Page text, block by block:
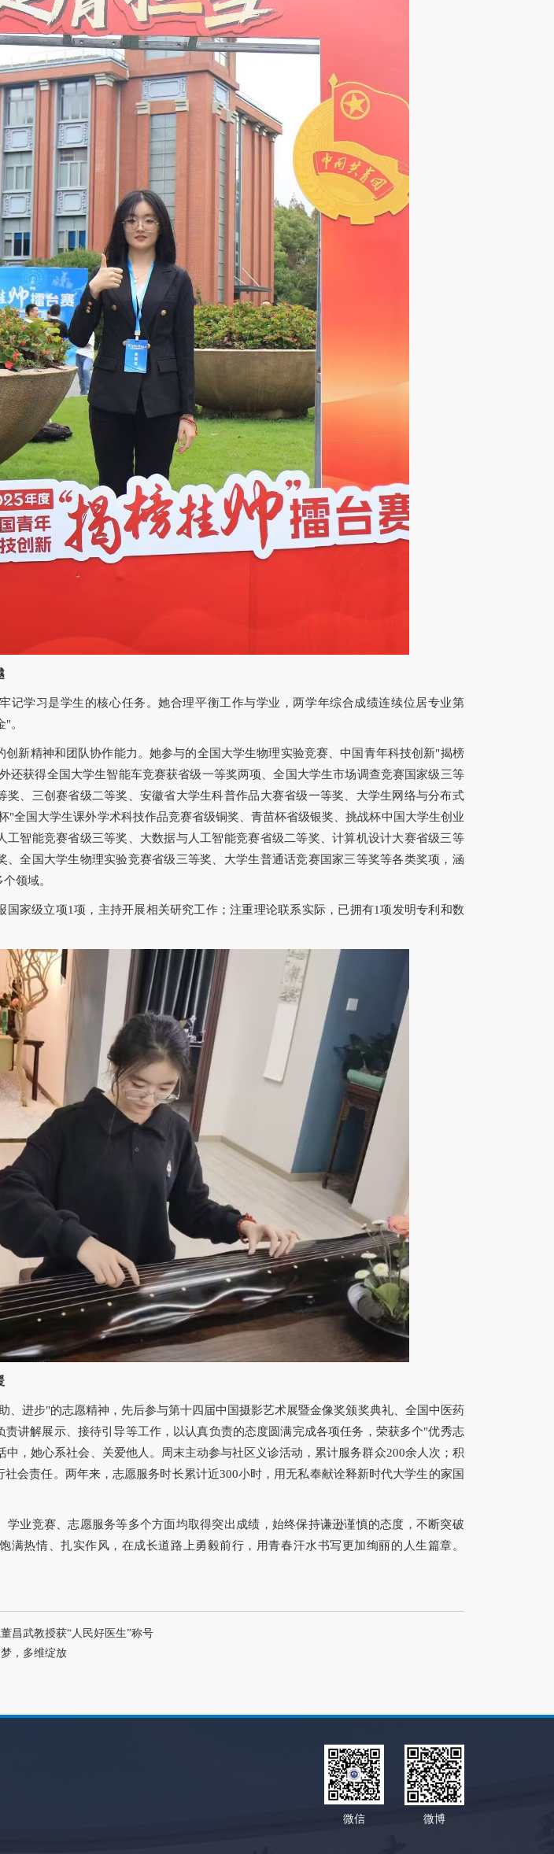
记学习是学生的核心任务。她合理平衡工作与学业，两学年综合成绩连续位居专业第
。
创新精神和团队协作能力。她参与的全国大学生物理实验竞赛、中国青年科技创新"揭榜
还获得全国大学生智能车竞赛获省级一等奖两项、全国大学生市场调查竞赛国家级三等
奖、三创赛省级二等奖、安徽省大学生科普作品大赛省级一等奖、大学生网络与分布式
"全国大学生课外学术科技作品竞赛省级铜奖、青苗杯省级银奖、挑战杯中国大学生创业
工智能竞赛省级三等奖、大数据与人工智能竞赛省级二等奖、计算机设计大赛省级三等
、全国大学生物理实验竞赛省级三等奖、大学生普通话竞赛国家三等奖等各类奖项，涵
领域。
国家级立项1项，主持开展相关研究工作；注重理论联系实际，已拥有1项发明专利和数
、进步"的志愿精神，先后参与第十四届中国摄影艺术展暨金像奖颁奖典礼、全国中医药
讲解展示、接待引导等工作，以认真负责的态度圆满完成各项任务，荣获多个"优秀志
，她心系社会、关爱他人。周末主动参与社区义诊活动，累计服务群众200余人次；积
会责任。两年来，志愿服务时长累计近300小时，用无私奉献诠释新时代大学生的家国
学业竞赛、志愿服务等多个方面均取得突出成绩，始终保持谦逊谨慎的态度，不断突破
满热情、扎实作风，在成长道路上勇毅前行，用青春汗水书写更加绚丽的人生篇章。
昌武教授获“人民好医生”称号
，多维绽放
微信 微博